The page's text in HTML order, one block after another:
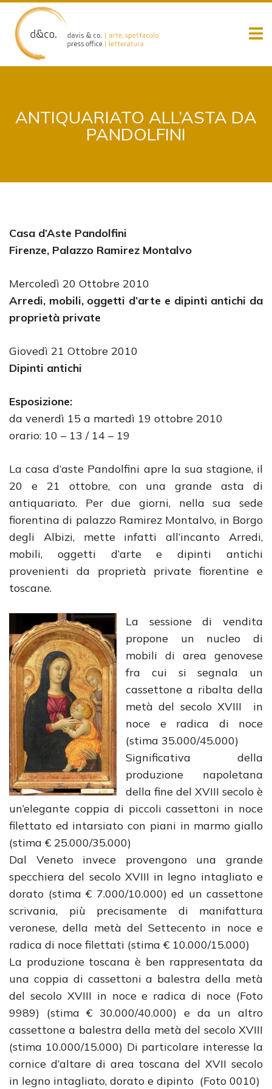
content
ANTIQUARIATO ALL’ASTA DA
PANDOLFINI
Casa d’Aste Pandolfini
Firenze, Palazzo Ramirez Montalvo
Mercoledì 20 Ottobre 2010
Arredi, mobili, oggetti d’arte e dipinti antichi da
proprietà private
Giovedì 21 Ottobre 2010
Dipinti antichi
Esposizione:
da venerdì 15 a martedì 19 ottobre 2010
orario: 10 – 13 / 14 – 19
La casa d’aste Pandolfini apre la sua stagione, il
20 e 21 ottobre, con una grande asta di
antiquariato. Per due giorni, nella sua sede
fiorentina di palazzo Ramirez Montalvo, in Borgo
degli Albizi, mette infatti all’incanto Arredi,
mobili, oggetti d’arte e dipinti antichi
provenienti da proprietà private fiorentine e
toscane.
La sessione di vendita
propone un nucleo di
mobili di area genovese
fra cui si segnala un
cassettone a ribalta della
metà del secolo XVIII in
noce e radica di noce
(stima 35.000/45.000)
Significativa della
produzione napoletana
della fine del XVIII secolo è
un’elegante coppia di piccoli cassettoni in noce
filettato ed intarsiato con piani in marmo giallo
(stima € 25.000/35.000)
Dal Veneto invece provengono una grande
specchiera del secolo XVIII in legno intagliato e
dorato (stima € 7.000/10.000) ed un cassettone
scrivania, più precisamente di manifattura
veronese, della metà del Settecento in noce e
radica di noce filettati (stima € 10.000/15.000)
La produzione toscana è ben rappresentata da
una coppia di cassettoni a balestra della metà
del secolo XVIII in noce e radica di noce (Foto
9989) (stima € 30.000/40.000) e da un altro
cassettone a balestra della metà del secolo XVIII
(stima 10.000/15.000) Di particolare interesse la
cornice d’altare di area toscana del XVII secolo
in legno intagliato, dorato e dipinto (Foto 0010)